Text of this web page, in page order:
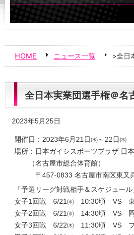
HOME ニュース一覧 >全日
全日本実業団選手権＠名
2023年5月25日
開催日：2023年6月21日㈬～22日㈭
場所：日本ガイシスポーツプラザ 日
（名古屋市総合体育館）
〒457-0833 名古屋市南区東又兵
「予選リーグ対戦相手＆スケジュール
女子1回戦 6/21㈬ 10:30頃 VS
女子2回戦 6/21㈬ 14:30頃 VS 岡
女子3回戦 6/22㈭ 11:30頃 VS プ